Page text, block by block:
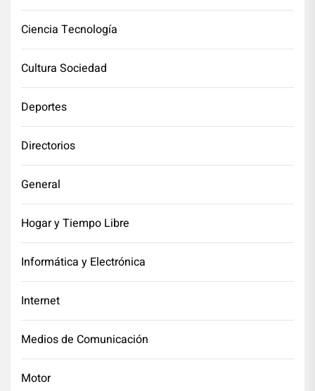
Ciencia Tecnología
Cultura Sociedad
Deportes
Directorios
General
Hogar y Tiempo Libre
Informática y Electrónica
Internet
Medios de Comunicación
Motor